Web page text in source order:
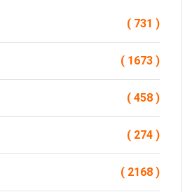
( 731 )
( 1673 )
( 458 )
( 274 )
( 2168 )